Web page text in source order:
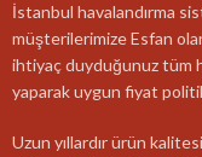
İstanbul havalandırma
müşterilerimize Esfan
ihtiyaç duyduğunuz tüm
yaparak uygun fiyat
Uzun yıllardır ürün